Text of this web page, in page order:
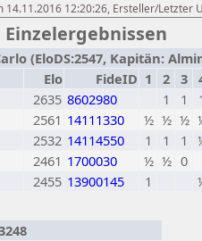
12:20:26, Ersteller/Letzter
(EloDS:2547, Kapitän:
Elo FideID 1 2 3
2635 8602980 1 1
2561 14111330 ½ ½ ½
2532 14114550 1 1 1
2461 1700030 ½ ½ 0
2455 13900145 1